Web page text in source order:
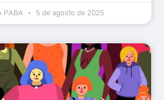
PABA 5 de agosto de 2025